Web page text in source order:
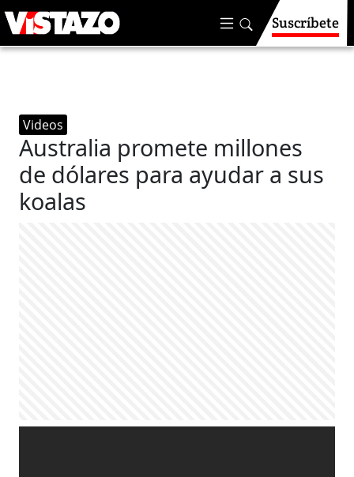
Suscríbete
Videos
Australia promete millones
de dólares para ayudar a sus
koalas